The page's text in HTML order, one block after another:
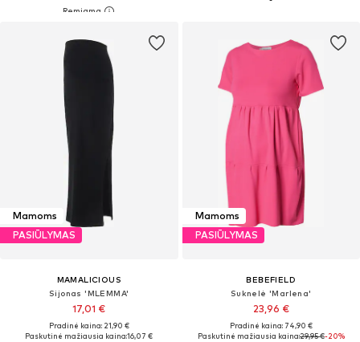
Mamoms
PASIŪLYMAS
MAMALICIOUS
Sijonas 'MLEMMA'
17,01 €
Pradinė kaina: 21,90 €
Paskutinė mažiausia kaina:16,07 €
Mamoms
PASIŪLYMAS
BEBEFIELD
Suknelė 'Marlena'
23,96 €
Pradinė kaina: 74,90 €
Paskutinė mažiausia kaina:29,95 €-20%